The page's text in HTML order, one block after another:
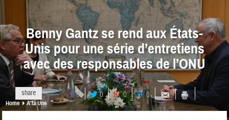
– Rédacteur en chef d’Israël Actualités L’Iran menace de frapper Tel-
Benny Gantz se rend aux États-
Unis pour une série d’entretiens
avec des responsables de l’ONU
share 0 0 0 0
Home A la Une